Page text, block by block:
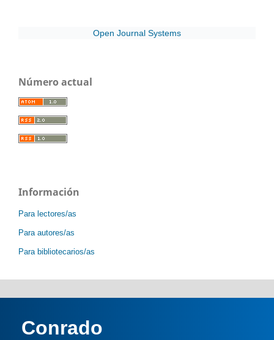
Open Journal Systems
Número actual
Información
Para lectores/as
Para autores/as
Para bibliotecarios/as
Conrado